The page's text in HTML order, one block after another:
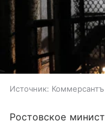
Источник: Коммерсантъ
Ростовское